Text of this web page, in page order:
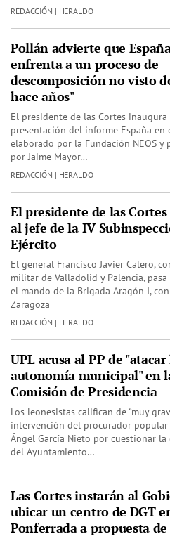
REDACCIÓN | HERALDO
Pollán advierte que
enfrenta a un proceso de
descomposición no visto
hace años"
El presidente de las Cortes inaugura
presentación del informe España en
elaborado por la Fundación NEOS y
por Jaime Mayor…
REDACCIÓN | HERALDO
El presidente de las
al jefe de la IV
Ejército
El general Francisco Javier Calero,
militar de Valladolid y Palencia, pasa
el mando de la Brigada Aragón I,
Zaragoza
REDACCIÓN | HERALDO
UPL acusa al PP de "atacar
autonomía municipal" en
Comisión de Presidencia
Los leonesistas califican de “muy
intervención del procurador
Ángel García Nieto por cuestionar la
del Ayuntamiento…
Las Cortes instarán al
ubicar un centro de DGT
Ponferrada a propuesta de